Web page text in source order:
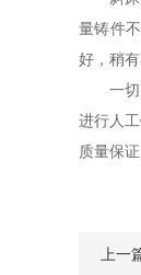
量铸件
好，稍
一切准
进行人
质量保证
上一